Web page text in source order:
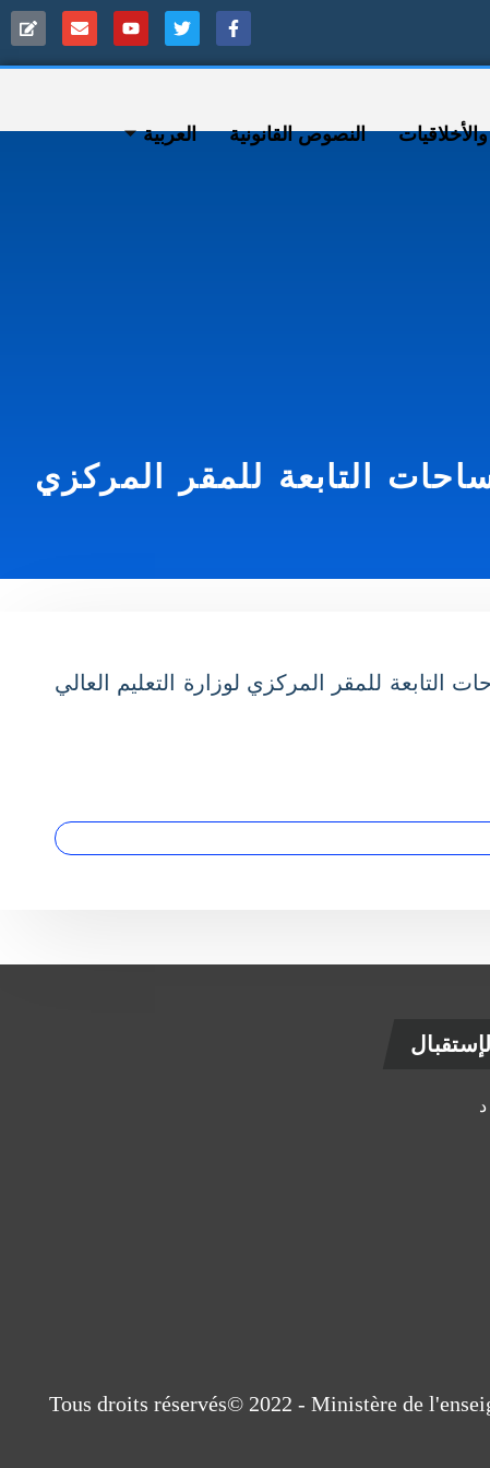
النصوص القانونية العربية
التابعة للمقر المركزي
11 الخاصة بتنظيف المباني والمساحات التابعة للمقر المركزي لوزارة التعليم العالي
Tous droits réservés© 2022 - Ministère de